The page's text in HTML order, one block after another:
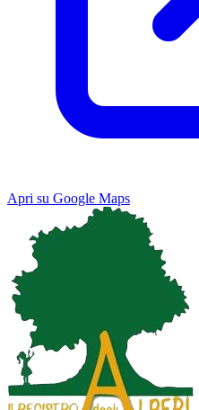
Apri su Google Maps
Map Satellite
Keyboard shortcuts